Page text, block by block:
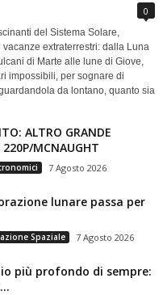
0
del Sistema Solare,
extraterrestri: dalla Luna
di Marte alle lune di Giove,
impossibili, per sognare di
da lontano, quanto sia
ALTRO GRANDE
220P/MCNAUGHT
7 Agosto 2026
lunare passa per
Spaziale 7 Agosto 2026
più profondo di sempre: